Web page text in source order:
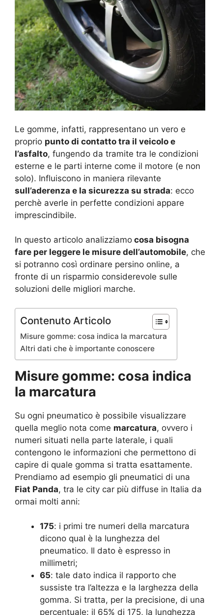
Le gomme, infatti, rappresentano un vero e
proprio punto di contatto tra il veicolo e
l’asfalto, fungendo da tramite tra le condizioni
esterne e le parti interne come il motore (e non
solo). Influiscono in maniera rilevante
sull’aderenza e la sicurezza su strada: ecco
perchè averle in perfette condizioni appare
imprescindibile.
In questo articolo analizziamo cosa bisogna
fare per leggere le misure dell’automobile, che
si potranno così ordinare persino online, a
fronte di un risparmio considerevole sulle
soluzioni delle migliori marche.
Contenuto Articolo
Misure gomme: cosa indica la marcatura
Altri dati che è importante conoscere
Misure gomme: cosa indica
la marcatura
Su ogni pneumatico è possibile visualizzare
quella meglio nota come marcatura, ovvero i
numeri situati nella parte laterale, i quali
contengono le informazioni che permettono di
capire di quale gomma si tratta esattamente.
Prendiamo ad esempio gli pneumatici di una
Fiat Panda, tra le city car più diffuse in Italia da
ormai molti anni:
175: i primi tre numeri della marcatura
dicono qual è la lunghezza del
pneumatico. Il dato è espresso in
millimetri;
65: tale dato indica il rapporto che
sussiste tra l’altezza e la larghezza della
gomma. Si tratta, per la precisione, di una
percentuale: il 65% di 175, la lunghezza